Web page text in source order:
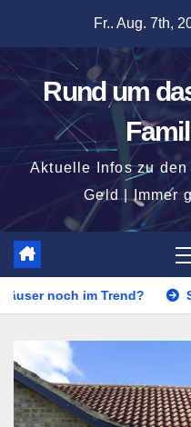
springen
Fr.. Aug. 7th,
Rund um
Aktuelle Infos zu
Geld | Immer
Solaranlage vor